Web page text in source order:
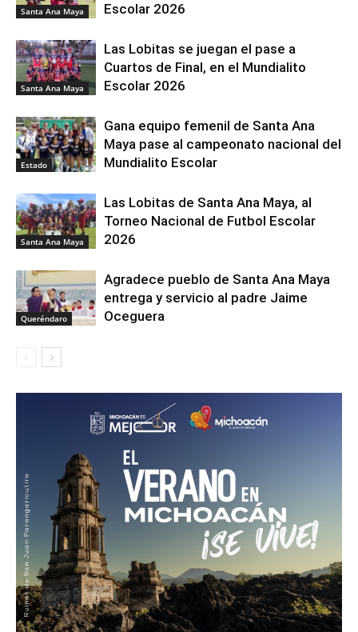
Santa Ana Maya
Escolar 2026
Santa Ana Maya
Las Lobitas se juegan el pase a
Cuartos de Final, en el Mundialito
Escolar 2026
Estado
Gana equipo femenil de Santa Ana
Maya pase al campeonato nacional del
Mundialito Escolar
Santa Ana Maya
Las Lobitas de Santa Ana Maya, al
Torneo Nacional de Futbol Escolar
2026
Queréndaro
Agradece pueblo de Santa Ana Maya
entrega y servicio al padre Jaime
Oceguera